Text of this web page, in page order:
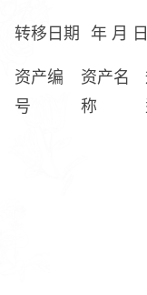
转移日期 年 月 日
资产编
号
资产名
称